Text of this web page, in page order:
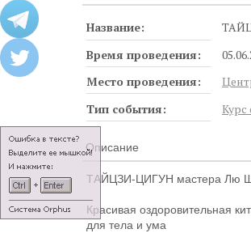
Название:
Время проведения:
Место проведения:
Тип события:
Курс
Описание
ТАЙЦЗИ-ЦИГУН мастера Лю
Красивая оздоровительная
для тела и ума